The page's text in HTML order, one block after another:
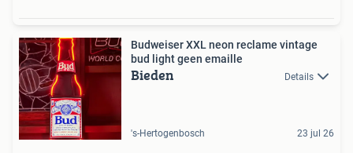
Budweiser XXL neon reclame vintage
bud light geen emaille
Bieden Details
's-Hertogenbosch 23 jul 26